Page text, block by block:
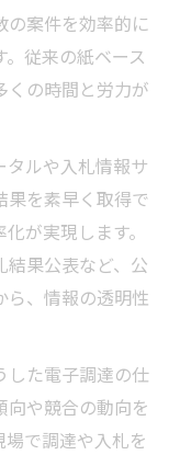
の案件を効率的に
従来の紙ベース
くの時間と労力が
ルや入札情報サ
を素早く取得で
が実現します。
果公表など、公
ら、情報の透明性
した電子調達の仕
や競合の動向を
で調達や入札を